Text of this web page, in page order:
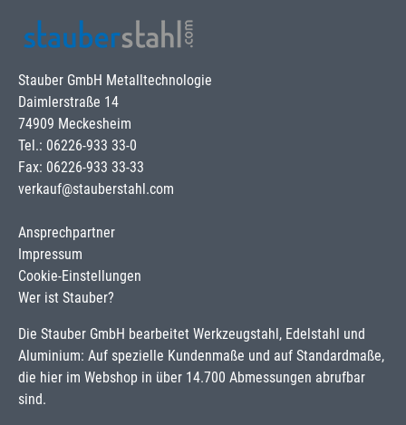
Stauber GmbH Metalltechnologie
Daimlerstraße 14
74909 Meckesheim
Tel.: 06226-933 33-0
Fax: 06226-933 33-33
verkauf@stauberstahl.com
Ansprechpartner
Impressum
Cookie-Einstellungen
Wer ist Stauber?
Die Stauber GmbH bearbeitet Werkzeugstahl, Edelstahl und
Aluminium: Auf spezielle Kundenmaße und auf Standardmaße,
die hier im Webshop in über 14.700 Abmessungen abrufbar
sind.